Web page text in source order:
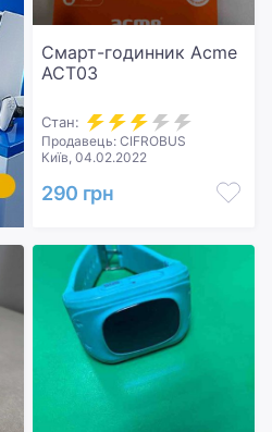
Смарт-годинник Acme
ACT03
Стан:
Продавець: CIFROBUS
Київ, 04.02.2022
290 грн